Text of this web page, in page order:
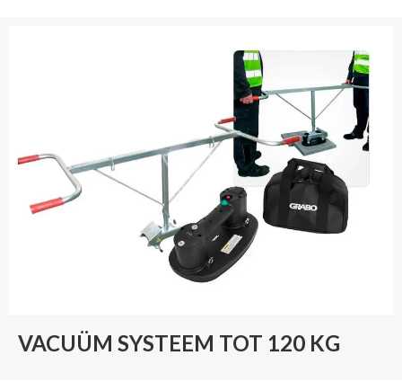
VACUÜM SYSTEEM TOT 120 KG